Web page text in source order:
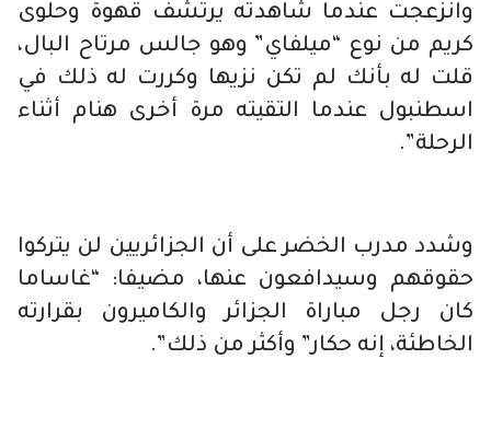
وانزعجت عندما شاهدته يرتشف قهوة وحلوى
كريم من نوع “ميلفاي” وهو جالس مرتاح البال،
قلت له بأنك لم تكن نزيها وكررت له ذلك في
اسطنبول عندما التقيته مرة أخرى هنام أثناء
الرحلة”.
وشدد مدرب الخضر على أن الجزائريين لن يتركوا
حقوقهم وسيدافعون عنها، مضيفا: “غاساما
كان رجل مباراة الجزائر والكاميرون بقرارته
الخاطئة، إنه حكار” وأكثر من ذلك”.